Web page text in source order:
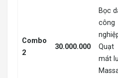
Combo
2
30.000.000
Bọc
công
Quạt
mát